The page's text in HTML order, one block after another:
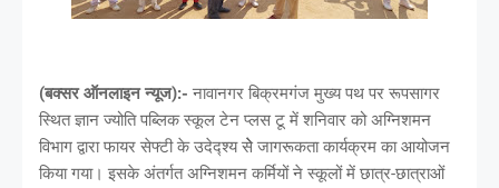
(बक्सर ऑनलाइन न्यूज):- नावानगर बिक्रमगंज मुख्य पथ पर रूपसागर
स्थित ज्ञान ज्योति पब्लिक स्कूल टेन प्लस टू में शनिवार को अग्निशमन
विभाग द्वारा फायर सेफ्टी के उदेद्श्य सेेे जागरूकता कार्यक्रम का आयोजन
किया गया। इसके अंतर्गत अग्निशमन कर्मियों ने स्कूलों में छात्र-छात्राओं